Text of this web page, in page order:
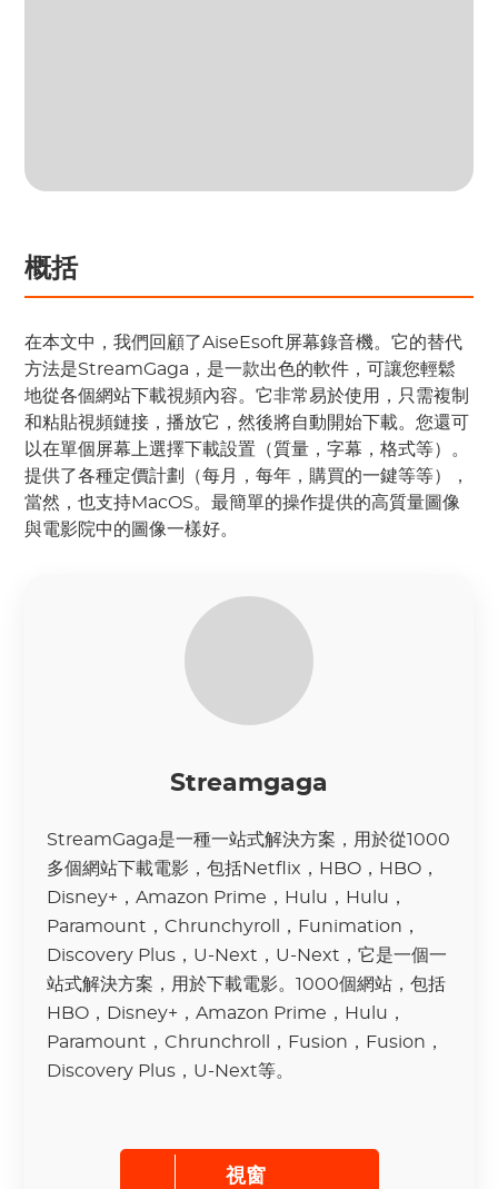
概括
在本文中，我們回顧了AiseEsoft屏幕錄音機。它的替代
方法是StreamGaga，是一款出色的軟件，可讓您輕鬆
地從各個網站下載視頻內容。它非常易於使用，只需複制
和粘貼視頻鏈接，播放它，然後將自動開始下載。您還可
以在單個屏幕上選擇下載設置（質量，字幕，格式等）。
提供了各種定價計劃（每月，每年，購買的一鍵等等），
當然，也支持MacOS。最簡單的操作提供的高質量圖像
與電影院中的圖像一樣好。
Streamgaga
StreamGaga是一種一站式解決方案，用於從1000
多個網站下載電影，包括Netflix，HBO，HBO，
Disney+，Amazon Prime，Hulu，Hulu，
Paramount，Chrunchyroll，Funimation，
Discovery Plus，U-Next，U-Next，它是一個一
站式解決方案，用於下載電影。1000個網站，包括
HBO，Disney+，Amazon Prime，Hulu，
Paramount，Chrunchroll，Fusion，Fusion，
Discovery Plus，U-Next等。
視窗